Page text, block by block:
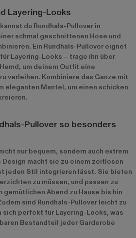
Layering-Looks
du Rundhals-Pullover in
schmal geschnittenen Hose und
Ein Rundhals-Pullover eignet
Layering-Looks – trage ihn über
um deinem Outfit eine
verleihen. Kombiniere das Ganze mit
eleganten Mantel, um einen schicken
Pullover so besonders
nur bequem, sondern auch extrem
macht sie zu einem zeitlosen
jeden Stil integrieren lässt. Sie bieten
zu müssen, und passen zu
gemütlichen Abend zu Hause bis hin
sind Rundhals-Pullover leicht zu
sich perfekt für Layering-Looks, was
Bestandteil jeder Garderobe